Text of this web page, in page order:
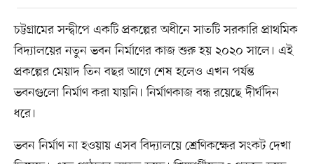
চট্টগ্রামের সন্দ্বীপে একটি প্রকল্পের অধীনে সাতটি সরকারি প্রাথমিক
বিদ্যালয়ের নতুন ভবন নির্মাণের কাজ শুরু হয় ২০২০ সালে। এই
প্রকল্পের মেয়াদ তিন বছর আগে শেষ হলেও এখন পর্যন্ত
ভবনগুলো নির্মাণ করা যায়নি। নির্মাণকাজ বন্ধ রয়েছে দীর্ঘদিন
ধরে।
ভবন নির্মাণ না হওয়ায় এসব বিদ্যালয়ে শ্রেণিকক্ষের সংকট দেখা